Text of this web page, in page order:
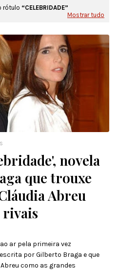
rótulo
CELEBRIDADE
Mostrar tudo
novela
que trouxe
Abreu
rivais
ar pela primeira vez
por Gilberto Braga e que
como as grandes